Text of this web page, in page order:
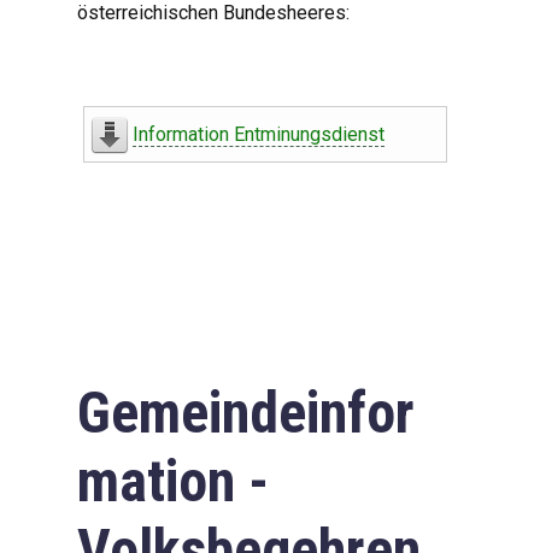
österreichischen Bundesheeres:
Information Entminungsdienst
Gemeindeinfor
mation -